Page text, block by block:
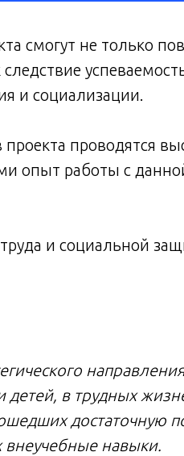
смогут не только
и социализации.
проекта проводятся
работы с данной
и социальной
детей, в трудных
достаточную
внеучебные навыки.